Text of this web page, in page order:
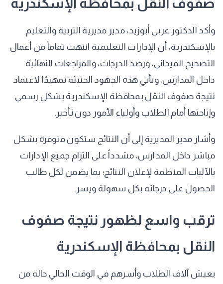
صفوف النقل بمحافظة الإسكندرية
​وأكد الدكتور عربي أبوزيد، مدير مديرية التربية والتعليم
بالإسكندرية، أن الإدارات التعليمية انتهت تماماً من أعمال
التصحيح الميداني، ورصد الدرجات، والمراجعات النهائية
داخل المدارس. وتأتي هذه الجهود الحثيثة تمهيدًا لاعتماد
نتيجة صفوف النقل بمحافظة الإسكندرية بشكل رسمي
وإتاحتها أمام الطلاب وأولياء الأمور دون تأخير.
​وأشار مدير المديرية إلى أن النتائج ستكون متوفرة بشكل
مباشر داخل المدارس، مشدداً على التزام جميع الإدارات
بالآليات المنظمة لإعلان النتائج؛ بما يضمن لكل طالب
الحصول على درجاته بكل سهولة ويسر.
​ترقب واسع لظهور نتيجة صفوف
النقل بمحافظة الإسكندرية
​يعيش آلاف الطلاب وأسرهم في الوقت الحالي حالة من